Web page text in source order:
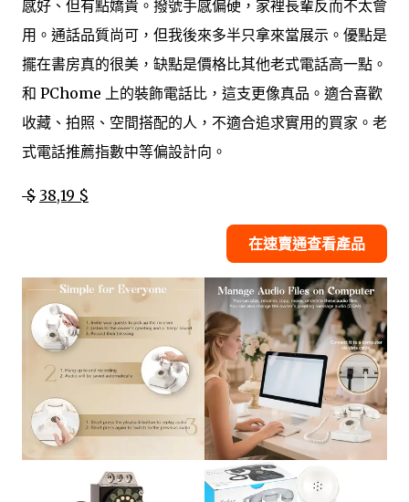
感好、但有點嬌貴。撥號手感偏硬，家裡長輩反而不太會
用。通話品質尚可，但我後來多半只拿來當展示。優點是
擺在書房真的很美，缺點是價格比其他老式電話高一點。
和 PChome 上的裝飾電話比，這支更像真品。適合喜歡
收藏、拍照、空間搭配的人，不適合追求實用的買家。老
式電話推薦指數中等偏設計向。
$ 38,19 $
在速賣通查看產品